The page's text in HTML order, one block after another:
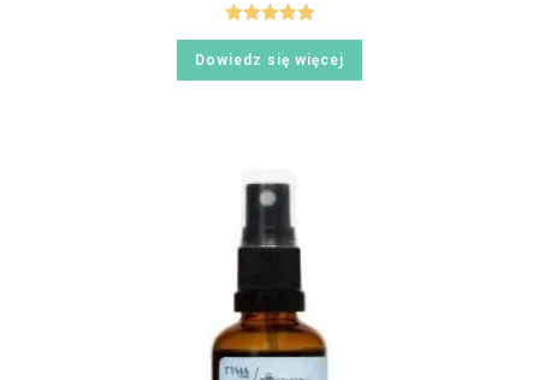
Oceniono
5.00 na 5
Dowiedz się więcej